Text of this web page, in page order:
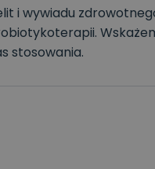
i wywiadu
stosowania.